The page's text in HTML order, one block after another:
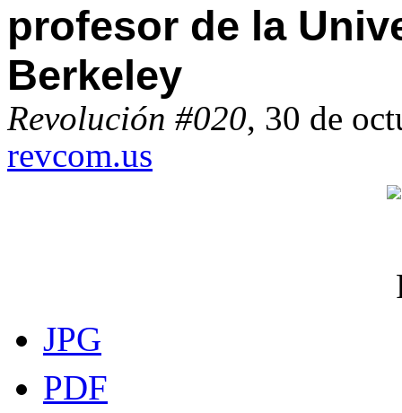
profesor de la
Berkeley
Revolución #020, 30 de
revcom.us
JPG
PDF